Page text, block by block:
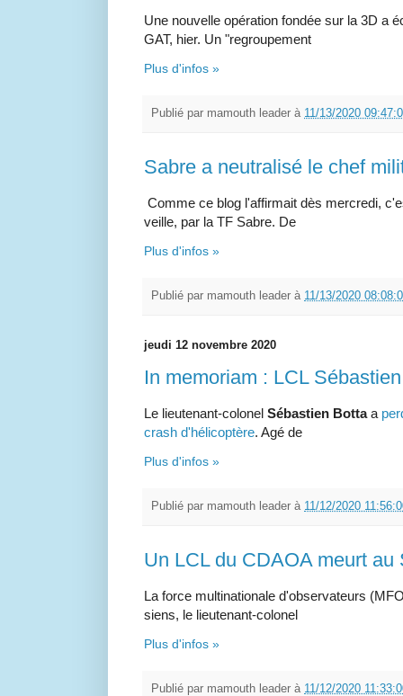
Une nouvelle opération fondée sur la 3D a
GAT, hier. Un "regroupement
Plus d'infos »
Publié par mamouth leader à 11/13/2020
Sabre a neutralisé le chef
Comme ce blog l'affirmait dès mercredi,
veille, par la TF Sabre. De
Plus d'infos »
Publié par mamouth leader à 11/13/2020
jeudi 12 novembre 2020
In memoriam : LCL
Le lieutenant-colonel Sébastien Bottaa
crash d'hélicoptère. Agé de
Plus d'infos »
Publié par mamouth leader à 11/12/2020
Un LCL du CDAOA meurt au
La force multinationale d'observateurs
siens, le lieutenant-colonel
Plus d'infos »
Publié par mamouth leader à 11/12/2020